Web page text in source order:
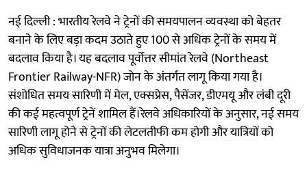
नई दिल्ली : भारतीय रेलवे ने ट्रेनों की समयपालन व्यवस्था को बेहतर
बनाने के लिए बड़ा कदम उठाते हुए 100 से अधिक ट्रेनों के समय में
बदलाव किया है। यह बदलाव पूर्वोत्तर सीमांत रेलवे (Northeast
Frontier Railway-NFR) जोन के अंतर्गत लागू किया गया है।
संशोधित समय सारिणी में मेल, एक्सप्रेस, पैसेंजर, डीएमयू और लंबी दूरी
की कई महत्वपूर्ण ट्रेनें शामिल हैं।रेलवे अधिकारियों के अनुसार, नई समय
सारिणी लागू होने से ट्रेनों की लेटलतीफी कम होगी और यात्रियों को
अधिक सुविधाजनक यात्रा अनुभव मिलेगा।